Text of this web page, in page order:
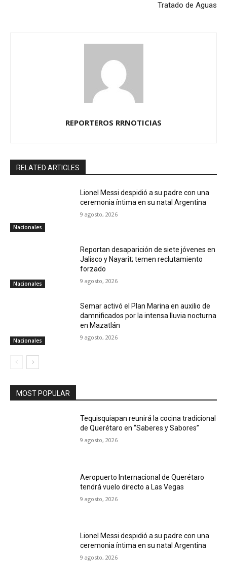
Tratado de Aguas
REPORTEROS RRNOTICIAS
RELATED ARTICLES
Nacionales
Lionel Messi despidió a su padre con una
ceremonia íntima en su natal Argentina
9 agosto, 2026
Nacionales
Reportan desaparición de siete jóvenes en
Jalisco y Nayarit; temen reclutamiento
forzado
9 agosto, 2026
Nacionales
Semar activó el Plan Marina en auxilio de
damnificados por la intensa lluvia nocturna
en Mazatlán
9 agosto, 2026
MOST POPULAR
Tequisquiapan reunirá la cocina tradicional
de Querétaro en “Saberes y Sabores”
9 agosto, 2026
Aeropuerto Internacional de Querétaro
tendrá vuelo directo a Las Vegas
9 agosto, 2026
Lionel Messi despidió a su padre con una
ceremonia íntima en su natal Argentina
9 agosto, 2026